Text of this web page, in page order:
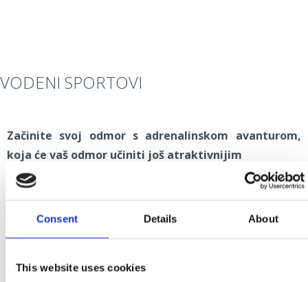
Consent Details About
This website uses cookies
VODENI SPORTOVI
Začinite svoj odmor s adrenalinskom avanturom,
koja će vaš odmor učiniti još atraktivnijim
Osjetite navalu adrenalina uz:
adrenalinske vožnje na tubama i bananama
skijanje na vodi
skateboard na vodi